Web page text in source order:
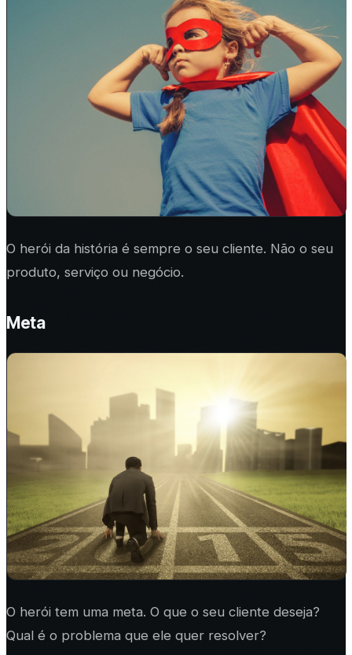
O herói da história é sempre o seu cliente. Não o seu
produto, serviço ou negócio.
Meta
O herói tem uma meta. O que o seu cliente deseja?
Qual é o problema que ele quer resolver?